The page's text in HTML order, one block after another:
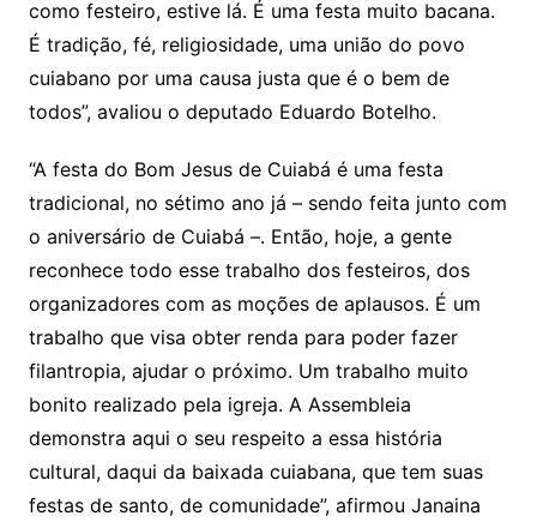
como festeiro, estive lá. É uma festa muito bacana.
É tradição, fé, religiosidade, uma união do povo
cuiabano por uma causa justa que é o bem de
todos”, avaliou o deputado Eduardo Botelho.
“A festa do Bom Jesus de Cuiabá é uma festa
tradicional, no sétimo ano já – sendo feita junto com
o aniversário de Cuiabá –. Então, hoje, a gente
reconhece todo esse trabalho dos festeiros, dos
organizadores com as moções de aplausos. É um
trabalho que visa obter renda para poder fazer
filantropia, ajudar o próximo. Um trabalho muito
bonito realizado pela igreja. A Assembleia
demonstra aqui o seu respeito a essa história
cultural, daqui da baixada cuiabana, que tem suas
festas de santo, de comunidade”, afirmou Janaina